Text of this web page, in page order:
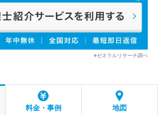
※ゼネラルリサーチ調べ
料金・事例 地図